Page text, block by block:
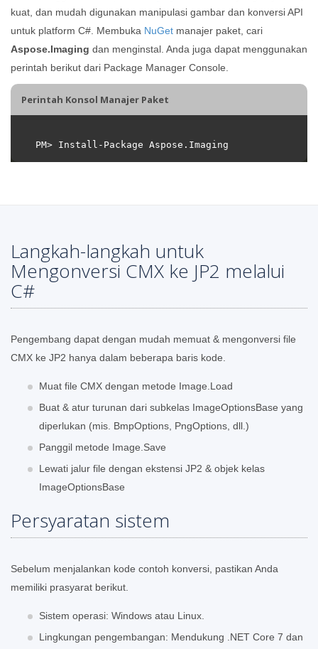
kuat, dan mudah digunakan manipulasi gambar dan konversi API
untuk platform C#. Membuka NuGet manajer paket, cari
Aspose.Imaging dan menginstal. Anda juga dapat menggunakan
perintah berikut dari Package Manager Console.
Perintah Konsol Manajer Paket
Langkah-langkah untuk
Mengonversi CMX ke JP2 melalui
C#
Pengembang dapat dengan mudah memuat & mengonversi file
CMX ke JP2 hanya dalam beberapa baris kode.
Muat file CMX dengan metode Image.Load
Buat & atur turunan dari subkelas ImageOptionsBase yang
diperlukan (mis. BmpOptions, PngOptions, dll.)
Panggil metode Image.Save
Lewati jalur file dengan ekstensi JP2 & objek kelas
ImageOptionsBase
Persyaratan sistem
Sebelum menjalankan kode contoh konversi, pastikan Anda
memiliki prasyarat berikut.
Sistem operasi: Windows atau Linux.
Lingkungan pengembangan: Mendukung .NET Core 7 dan